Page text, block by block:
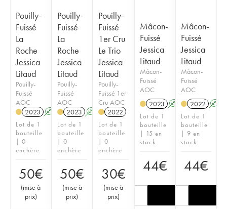
Pouilly-
Fuissé
La
Roche
Jessica
Litaud
Pouilly-
Fuissé
AOC
2023 A
Lot de 1
bouteille
| 0
enchère
50€
(mise à
prix)
Pouilly-
Fuissé
La
Roche
Jessica
Litaud
Pouilly-
Fuissé
AOC
2023 A
Lot de 1
bouteille
| 0
enchère
50€
(mise à
prix)
Pouilly-
Fuissé
1er Cru
Le Trio
Jessica
Litaud
Pouilly-
Fuissé 1er
Cru AOC
2022
Lot de 1
bouteille
| 0
enchère
30€
(mise à
prix)
Mâcon-
Fuissé
Jessica
Litaud
Mâcon-
Fuissé
AOC
2023 A
Lot de 1
bouteille
| 15 en
stock
44€
Mâcon-
Fuissé
Jessica
Litaud
Mâcon-
Fuissé
AOC
2022 A
Lot de 1
bouteille
| 9 en
stock
44€